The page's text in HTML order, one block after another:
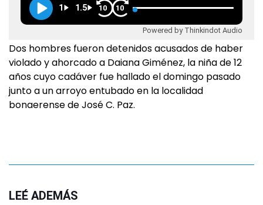
1 1.5 10 10
Powered by Thinkindot Audio
Dos hombres fueron detenidos acusados de haber
violado y ahorcado a Daiana Giménez, la niña de 12
años cuyo cadáver fue hallado el domingo pasado
junto a un arroyo entubado en la localidad
bonaerense de José C. Paz.
LEÉ ADEMÁS